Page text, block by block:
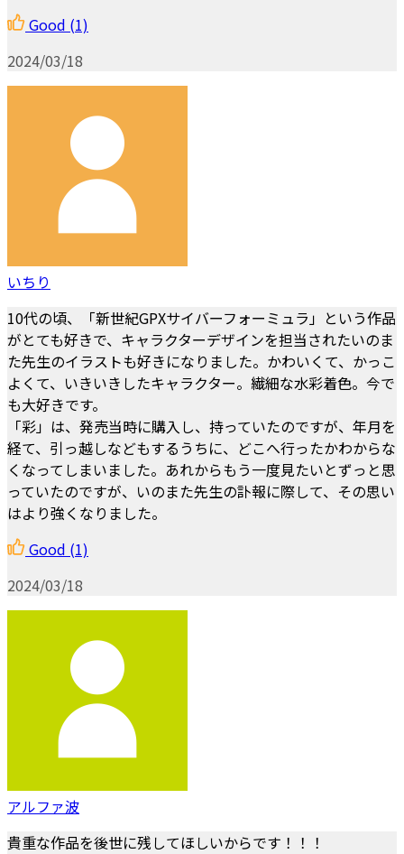
Good (1)
2024/03/18
いちり
10代の頃、「新世紀GPXサイバーフォーミュラ」という作品
がとても好きで、キャラクターデザインを担当されたいのま
た先生のイラストも好きになりました。かわいくて、かっこ
よくて、いきいきしたキャラクター。繊細な水彩着色。今で
も大好きです。
「彩」は、発売当時に購入し、持っていたのですが、年月を
経て、引っ越しなどもするうちに、どこへ行ったかわからな
くなってしまいました。あれからもう一度見たいとずっと思
っていたのですが、いのまた先生の訃報に際して、その思い
はより強くなりました。
Good (1)
2024/03/18
アルファ波
貴重な作品を後世に残してほしいからです！！！